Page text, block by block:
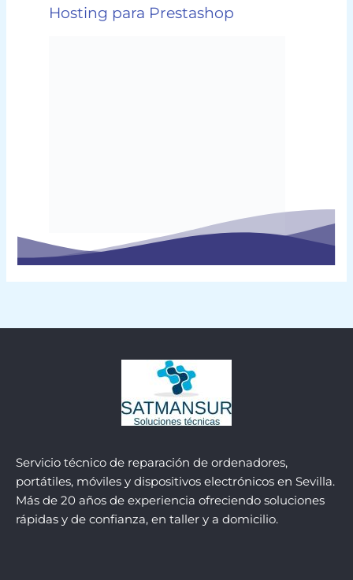
Hosting para Prestashop
Servicio técnico de reparación de ordenadores,
portátiles, móviles y dispositivos electrónicos en Sevilla.
Más de 20 años de experiencia ofreciendo soluciones
rápidas y de confianza, en taller y a domicilio.